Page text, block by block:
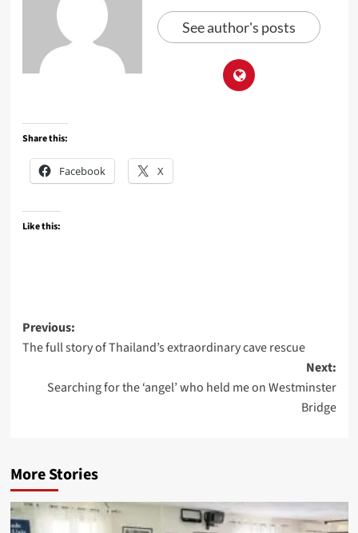
See author's posts
Share this:
Facebook X
Like this:
Post
navigation
Previous:
The full story of Thailand’s extraordinary cave rescue
Next:
Searching for the ‘angel’ who held me on Westminster
Bridge
More Stories